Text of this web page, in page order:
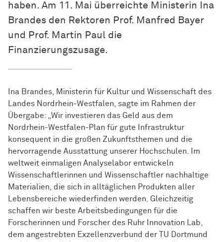
haben. Am 11. Mai überreichte Ministerin Ina
Brandes den Rektoren Prof. Manfred Bayer
und Prof. Martin Paul die
Finanzierungszusage.
Ina Brandes, Ministerin für Kultur und Wissenschaft des
Landes Nordrhein-Westfalen, sagte im Rahmen der
Übergabe: „Wir investieren das Geld aus dem
Nordrhein-Westfalen-Plan für gute Infrastruktur
konsequent in die großen Zukunftsthemen und die
hervorragende Ausstattung unserer Hochschulen. Im
weltweit einmaligen Analyselabor entwickeln
Wissenschaftlerinnen und Wissenschaftler nachhaltige
Materialien, die sich in alltäglichen Produkten aller
Lebensbereiche wiederfinden werden. Gleichzeitig
schaffen wir beste Arbeitsbedingungen für die
Forscherinnen und Forscher des Ruhr Innovation Lab,
dem angestrebten Exzellenzverbund der TU Dortmund